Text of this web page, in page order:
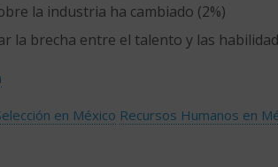
la industria ha cambiado (2%)
la brecha entre el talento y las
en México Recursos Humanos en